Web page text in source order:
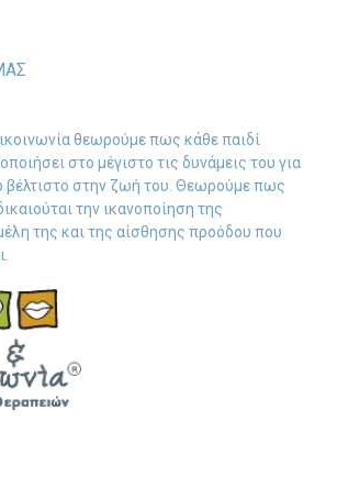
θεωρούμε πως κάθε παιδί
στο μέγιστο τις δυνάμεις του για
βέλτιστο στην ζωή του. Θεωρούμε πως
την ικανοποίηση της
της και της αίσθησης προόδου που